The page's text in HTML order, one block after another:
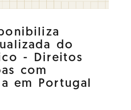
do
- Direitos
com
em Portugal